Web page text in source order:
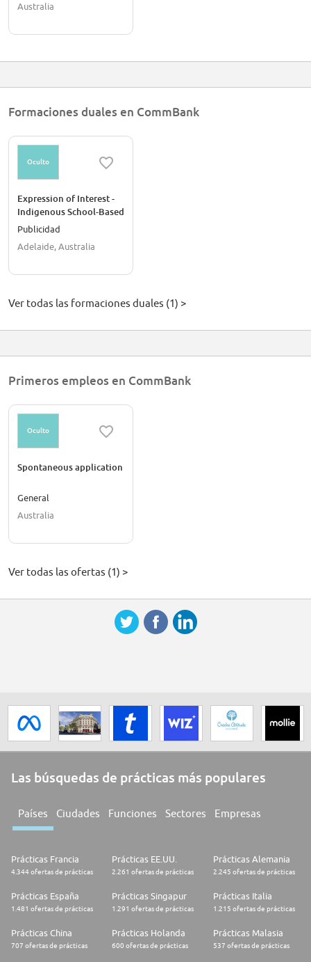
Australia
Formaciones duales en CommBank
Oculto
Expression of Interest -
Indigenous School-Based
Traineeship Program
Publicidad
Adelaide, Australia
Ver todas las formaciones duales (1) >
Primeros empleos en CommBank
Oculto
Spontaneous application
General
Australia
Ver todas las ofertas (1) >
Las búsquedas de prácticas más populares
Países Ciudades Funciones Sectores Empresas
Prácticas Francia
4.344 ofertas de prácticas
Prácticas EE.UU.
2.261 ofertas de prácticas
Prácticas Alemania
2.245 ofertas de prácticas
Prácticas España
1.481 ofertas de prácticas
Prácticas Singapur
1.291 ofertas de prácticas
Prácticas Italia
1.215 ofertas de prácticas
Prácticas China
707 ofertas de prácticas
Prácticas Holanda
600 ofertas de prácticas
Prácticas Malasia
537 ofertas de prácticas